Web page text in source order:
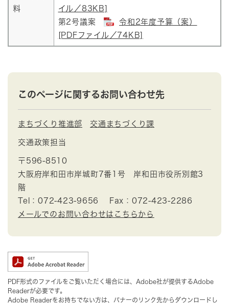
料
イル／83KB]
第2号議案
令和2年度予算（案）
[PDFファイル／74KB]
このページに関するお問い合わせ先
まちづくり推進部 交通まちづくり課
交通政策担当
〒596-8510
大阪府岸和田市岸城町7番1号 岸和田市役所別館3
階
Tel：072-423-9656
Fax：072-423-2286
メールでのお問い合わせはこちらから
PDF形式のファイルをご覧いただく場合には、Adobe社が提供するAdobe
Readerが必要です。
Adobe Readerをお持ちでない方は、バナーのリンク先からダウンロードし